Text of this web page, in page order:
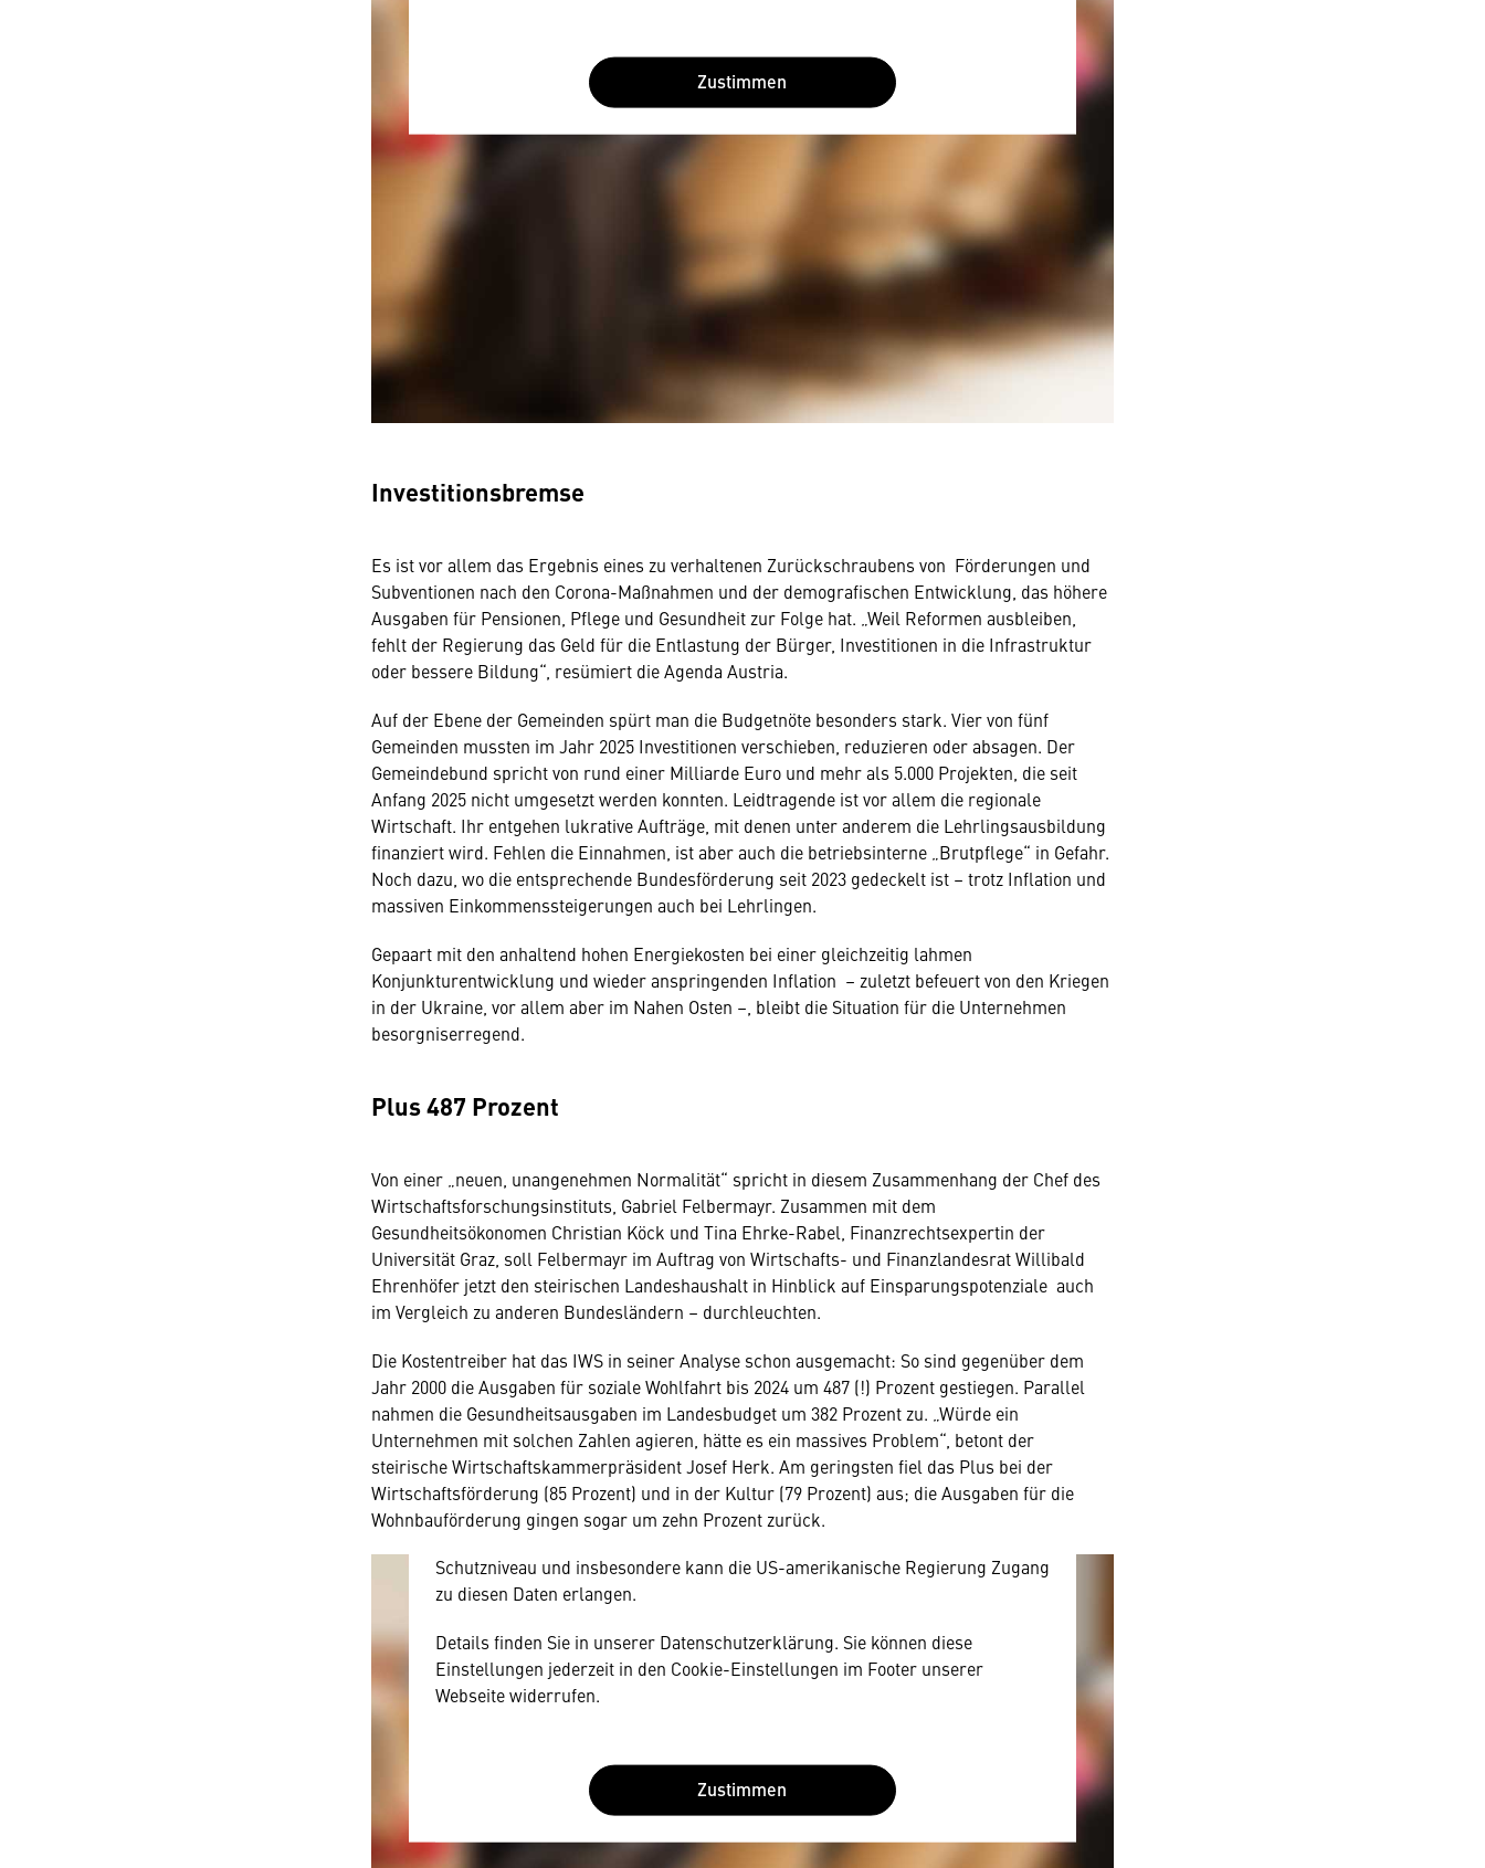
Zustimmen
Investitionsbremse
Es ist vor allem das Ergebnis eines zu verhaltenen Zurückschraubens von Förderungen und
Subventionen nach den Corona-Maßnahmen und der demografischen Entwicklung, das höhere
Ausgaben für Pensionen, Pflege und Gesundheit zur Folge hat. „Weil Reformen ausbleiben,
fehlt der Regierung das Geld für die Entlastung der Bürger, Investitionen in die Infrastruktur
oder bessere Bildung“, resümiert die Agenda Austria.
Auf der Ebene der Gemeinden spürt man die Budgetnöte besonders stark. Vier von fünf
Gemeinden mussten im Jahr 2025 Investitionen verschieben, reduzieren oder absagen. Der
Gemeindebund spricht von rund einer Milliarde Euro und mehr als 5.000 Projekten, die seit
Anfang 2025 nicht umgesetzt werden konnten. Leidtragende ist vor allem die regionale
Wirtschaft. Ihr entgehen lukrative Aufträge, mit denen unter anderem die Lehrlingsausbildung
finanziert wird. Fehlen die Einnahmen, ist aber auch die betriebsinterne „Brutpflege“ in Gefahr.
Noch dazu, wo die entsprechende Bundesförderung seit 2023 gedeckelt ist – trotz Inflation und
massiven Einkommenssteigerungen auch bei Lehrlingen.
Gepaart mit den anhaltend hohen Energiekosten bei einer gleichzeitig lahmen
Konjunkturentwicklung und wieder anspringenden Inflation – zuletzt befeuert von den Kriegen
in der Ukraine, vor allem aber im Nahen Osten –, bleibt die Situation für die Unternehmen
besorgniserregend.
Plus 487 Prozent
Von einer „neuen, unangenehmen Normalität“ spricht in diesem Zusammenhang der Chef des
Wirtschaftsforschungsinstituts, Gabriel Felbermayr. Zusammen mit dem
Gesundheitsökonomen Christian Köck und Tina Ehrke-Rabel, Finanzrechtsexpertin der
Universität Graz, soll Felbermayr im Auftrag von Wirtschafts- und Finanzlandesrat Willibald
Ehrenhöfer jetzt den steirischen Landeshaushalt in Hinblick auf Einsparungspotenziale auch
im Vergleich zu anderen Bundesländern – durchleuchten.
Die Kostentreiber hat das IWS in seiner Analyse schon ausgemacht: So sind gegenüber dem
Jahr 2000 die Ausgaben für soziale Wohlfahrt bis 2024 um 487 (!) Prozent gestiegen. Parallel
nahmen die Gesundheitsausgaben im Landesbudget um 382 Prozent zu. „Würde ein
Unternehmen mit solchen Zahlen agieren, hätte es ein massives Problem“, betont der
steirische Wirtschaftskammerpräsident Jo­sef Herk. Am geringsten fiel das Plus bei der
Wirtschaftsförderung (85 Prozent) und in der Kultur (79 Prozent) aus; die Ausgaben für die
Wohnbauförderung gingen sogar um zehn Prozent zurück.
Wir benötigen Ihre Zustimmung
Hier würden wir Ihnen gerne einen externen Inhalt anzeigen. Dafür benötigen
wir allerdings Ihre Zustimmung, da Ihr Browser personenbezogene
technische Daten zu Geräten und Nutzerverhalten mitunter mit US-
amerikanischen Anbietern austauscht.
Schutzniveau und insbesondere kann die US-amerikanische Regierung Zugang
zu diesen Daten erlangen.
Details finden Sie in unserer Datenschutzerklärung. Sie können diese
Einstellungen jederzeit in den Cookie-Einstellungen im Footer unserer
Webseite widerrufen.
Zustimmen